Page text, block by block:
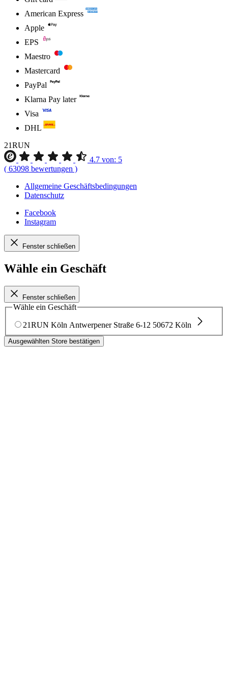
American Express
Apple
EPS
Maestro
Mastercard
PayPal
Klarna Pay later
Visa
DHL
21RUN
4.7 von: 5
( 63098 bewertungen )
Allgemeine Geschäftsbedingungen
Datenschutz
Facebook
Instagram
Fenster schließen
Wähle ein Geschäft
Fenster schließen
Wähle ein Geschäft
21RUN Köln Antwerpener Straße 6-12 50672 Köln
Ausgewählten Store bestätigen